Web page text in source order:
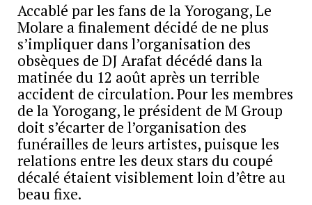
Accablé par les fans de la Yorogang, Le
Molare a finalement décidé de ne plus
s’impliquer dans l’organisation des
obsèques de DJ Arafat décédé dans la
matinée du 12 août après un terrible
accident de circulation. Pour les membres
de la Yorogang, le président de M Group
doit s’écarter de l’organisation des
funérailles de leurs artistes, puisque les
relations entre les deux stars du coupé
décalé étaient visiblement loin d’être au
beau fixe.